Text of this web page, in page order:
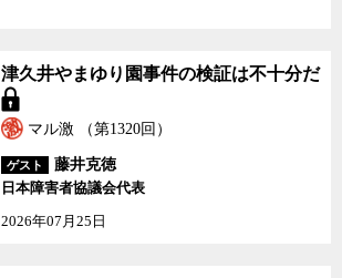
津久井やまゆり園事件の検証は不十分だ
マル激 （第1320回）
ゲスト
藤井克徳
日本障害者協議会代表
2026年07月25日